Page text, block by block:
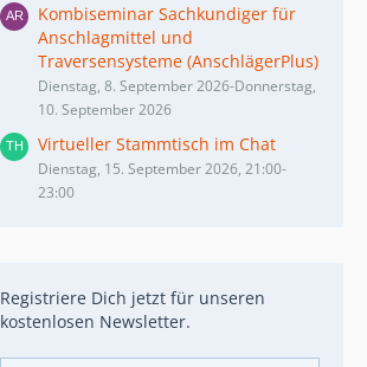
Kombiseminar Sachkundiger für
Anschlagmittel und
Traversensysteme (AnschlägerPlus)
Dienstag, 8. September 2026-Donnerstag,
10. September 2026
Virtueller Stammtisch im Chat
Dienstag, 15. September 2026, 21:00-
23:00
Registriere Dich jetzt für unseren
kostenlosen Newsletter.